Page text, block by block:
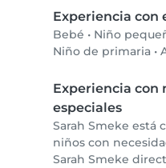
Experiencia con
Bebé • Niño
Niño de primaria •
Experiencia con
especiales
Sarah Smeke está
niños con
Sarah Smeke